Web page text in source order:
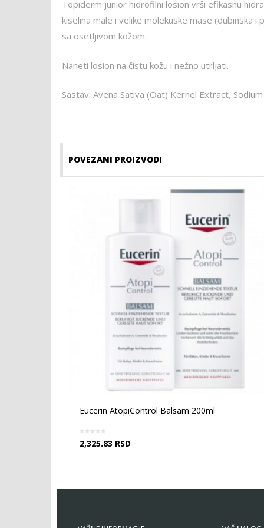
Topiderm junior hidrofilni losion vrši efikasnu
kiselina male i velike molekuske mase (dubinska
sa osetljivom kožom.
Naneti losion na čistu kožu i nežno utrljati.
Sastav: Avena Sativa (Oat) Kernel Extract,
POVEZANI PROIZVODI
Eucerin AtopiControl Balsam 200ml
2,325.83 RSD